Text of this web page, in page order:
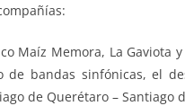
Maíz Memora, La Gaviota
de bandas sinfónicas, el
de Querétaro – Santiago